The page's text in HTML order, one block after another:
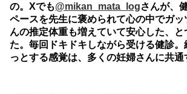
の。Xでも@mikan_mata_logさんが、
ペースを先生に褒められて心の中でガッ
んの推定体重も増えていて安心した、と
た。毎回ドキドキしながら受ける健診
っとする感覚は、多くの妊婦さんに共通